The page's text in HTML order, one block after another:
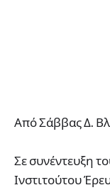
Από Σάββας Δ.
Σε συνέντευξη
Ινστιτούτου